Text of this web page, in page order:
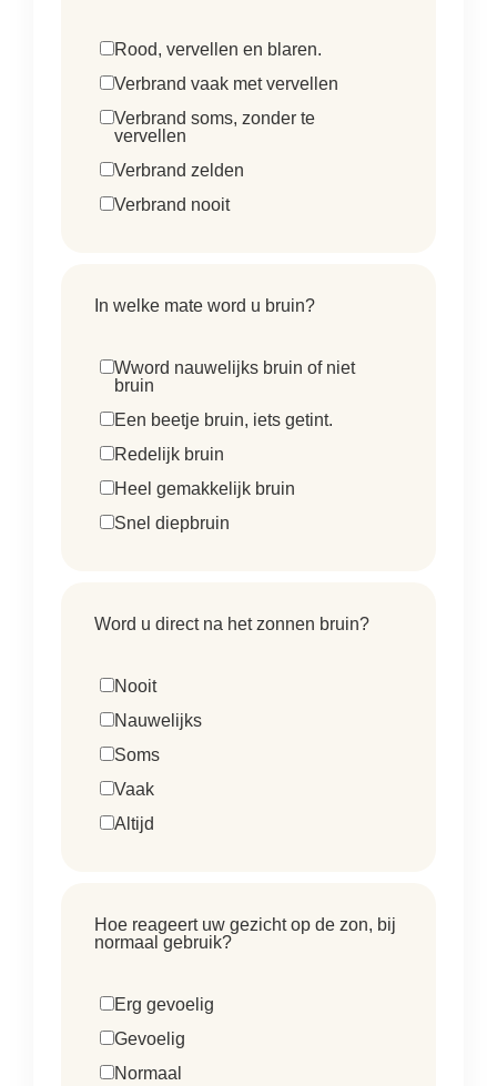
Rood, vervellen en blaren.
Verbrand vaak met vervellen
Verbrand soms, zonder te
vervellen
Verbrand zelden
Verbrand nooit
In welke mate word u bruin?
Wword nauwelijks bruin of niet
bruin
Een beetje bruin, iets getint.
Redelijk bruin
Heel gemakkelijk bruin
Snel diepbruin
Word u direct na het zonnen bruin?
Nooit
Nauwelijks
Soms
Vaak
Altijd
Hoe reageert uw gezicht op de zon, bij
normaal gebruik?
Erg gevoelig
Gevoelig
Normaal